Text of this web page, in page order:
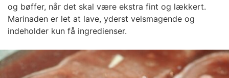
og bøffer, når det skal være ekstra fint og lækkert.
Marinaden er let at lave, yderst velsmagende og
indeholder kun få ingredienser.